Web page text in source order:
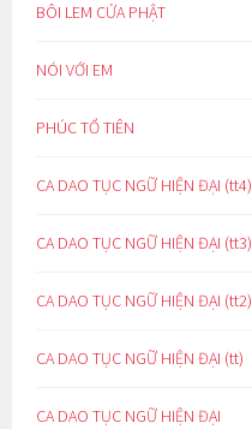
BÔI LEM CỬA PHẬT
NÓI VỚI EM
PHÚC TỔ TIÊN
CA DAO TỤC NGỮ HIỆN ĐẠI (tt4)
CA DAO TỤC NGỮ HIỆN ĐẠI (tt3)
CA DAO TỤC NGỮ HIỆN ĐẠI (tt2)
CA DAO TỤC NGỮ HIỆN ĐẠI (tt)
CA DAO TỤC NGỮ HIỆN ĐẠI